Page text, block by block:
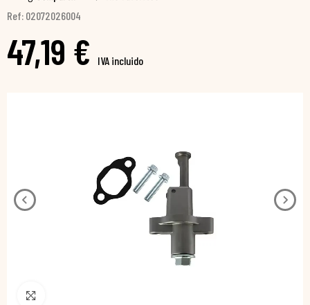
Ref: 02072026004
47,19 € IVA incluido